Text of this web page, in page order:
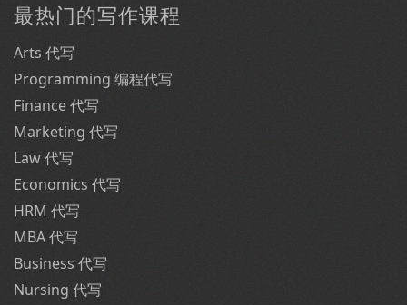
最热门的写作课程
Arts 代写
Programming 编程代写
Finance 代写
Marketing 代写
Law 代写
Economics 代写
HRM 代写
MBA 代写
Business 代写
Nursing 代写